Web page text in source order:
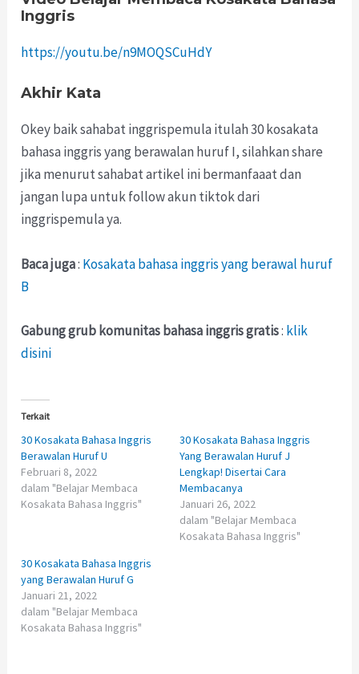
Inggris
https://youtu.be/n9MOQSCuHdY
Akhir Kata
Okey baik sahabat inggrispemula itulah 30 kosakata
bahasa inggris yang berawalan huruf I, silahkan share
jika menurut sahabat artikel ini bermanfaaat dan
jangan lupa untuk follow akun tiktok dari
inggrispemula ya.
Baca juga: Kosakata bahasa inggris yang berawal huruf
B
Gabung grub komunitas bahasa inggris gratis: klik
disini
Terkait
30 Kosakata Bahasa Inggris
Berawalan Huruf U
Februari 8, 2022
dalam "Belajar Membaca
Kosakata Bahasa Inggris"
30 Kosakata Bahasa Inggris
Yang Berawalan Huruf J
Lengkap! Disertai Cara
Membacanya
Januari 26, 2022
dalam "Belajar Membaca
Kosakata Bahasa Inggris"
30 Kosakata Bahasa Inggris
yang Berawalan Huruf G
Januari 21, 2022
dalam "Belajar Membaca
Kosakata Bahasa Inggris"